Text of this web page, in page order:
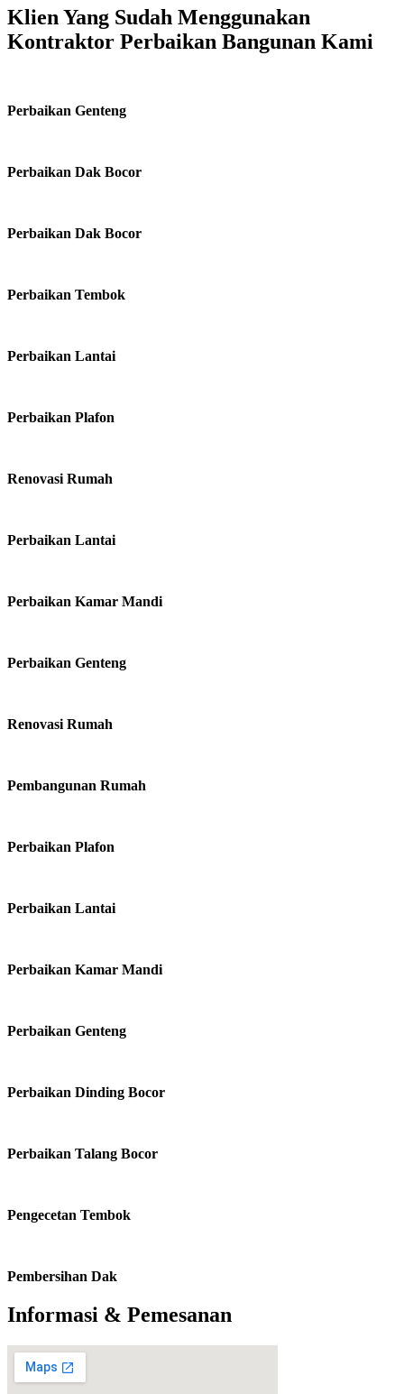
Klien Yang Sudah Menggunakan
Kontraktor Perbaikan Bangunan Kami
Perbaikan Genteng
Perbaikan Dak Bocor
Perbaikan Dak Bocor
Perbaikan Tembok
Perbaikan Lantai
Perbaikan Plafon
Renovasi Rumah
Perbaikan Lantai
Perbaikan Kamar Mandi
Perbaikan Genteng
Renovasi Rumah
Pembangunan Rumah
Perbaikan Plafon
Perbaikan Lantai
Perbaikan Kamar Mandi
Perbaikan Genteng
Perbaikan Dinding Bocor
Perbaikan Talang Bocor
Pengecetan Tembok
Pembersihan Dak
Informasi & Pemesanan